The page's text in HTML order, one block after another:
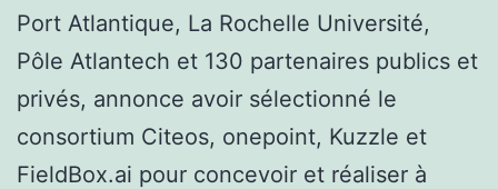
Port Atlantique, La Rochelle Université,
Pôle Atlantech et 130 partenaires publics et
privés, annonce avoir sélectionné le
consortium Citeos, onepoint, Kuzzle et
FieldBox.ai pour concevoir et réaliser à